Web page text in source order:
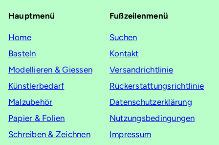
unsere
an
Hauptmenü
Home
Basteln
Modellieren & Giessen
Künstlerbedarf
Malzubehör
Papier & Folien
Schreiben & Zeichnen
Fußzeilenmenü
Suchen
Kontakt
Versandrichtlinie
Rückerstattungsrichtlinie
Datenschutzerklärung
Nutzungsbedingungen
Impressum